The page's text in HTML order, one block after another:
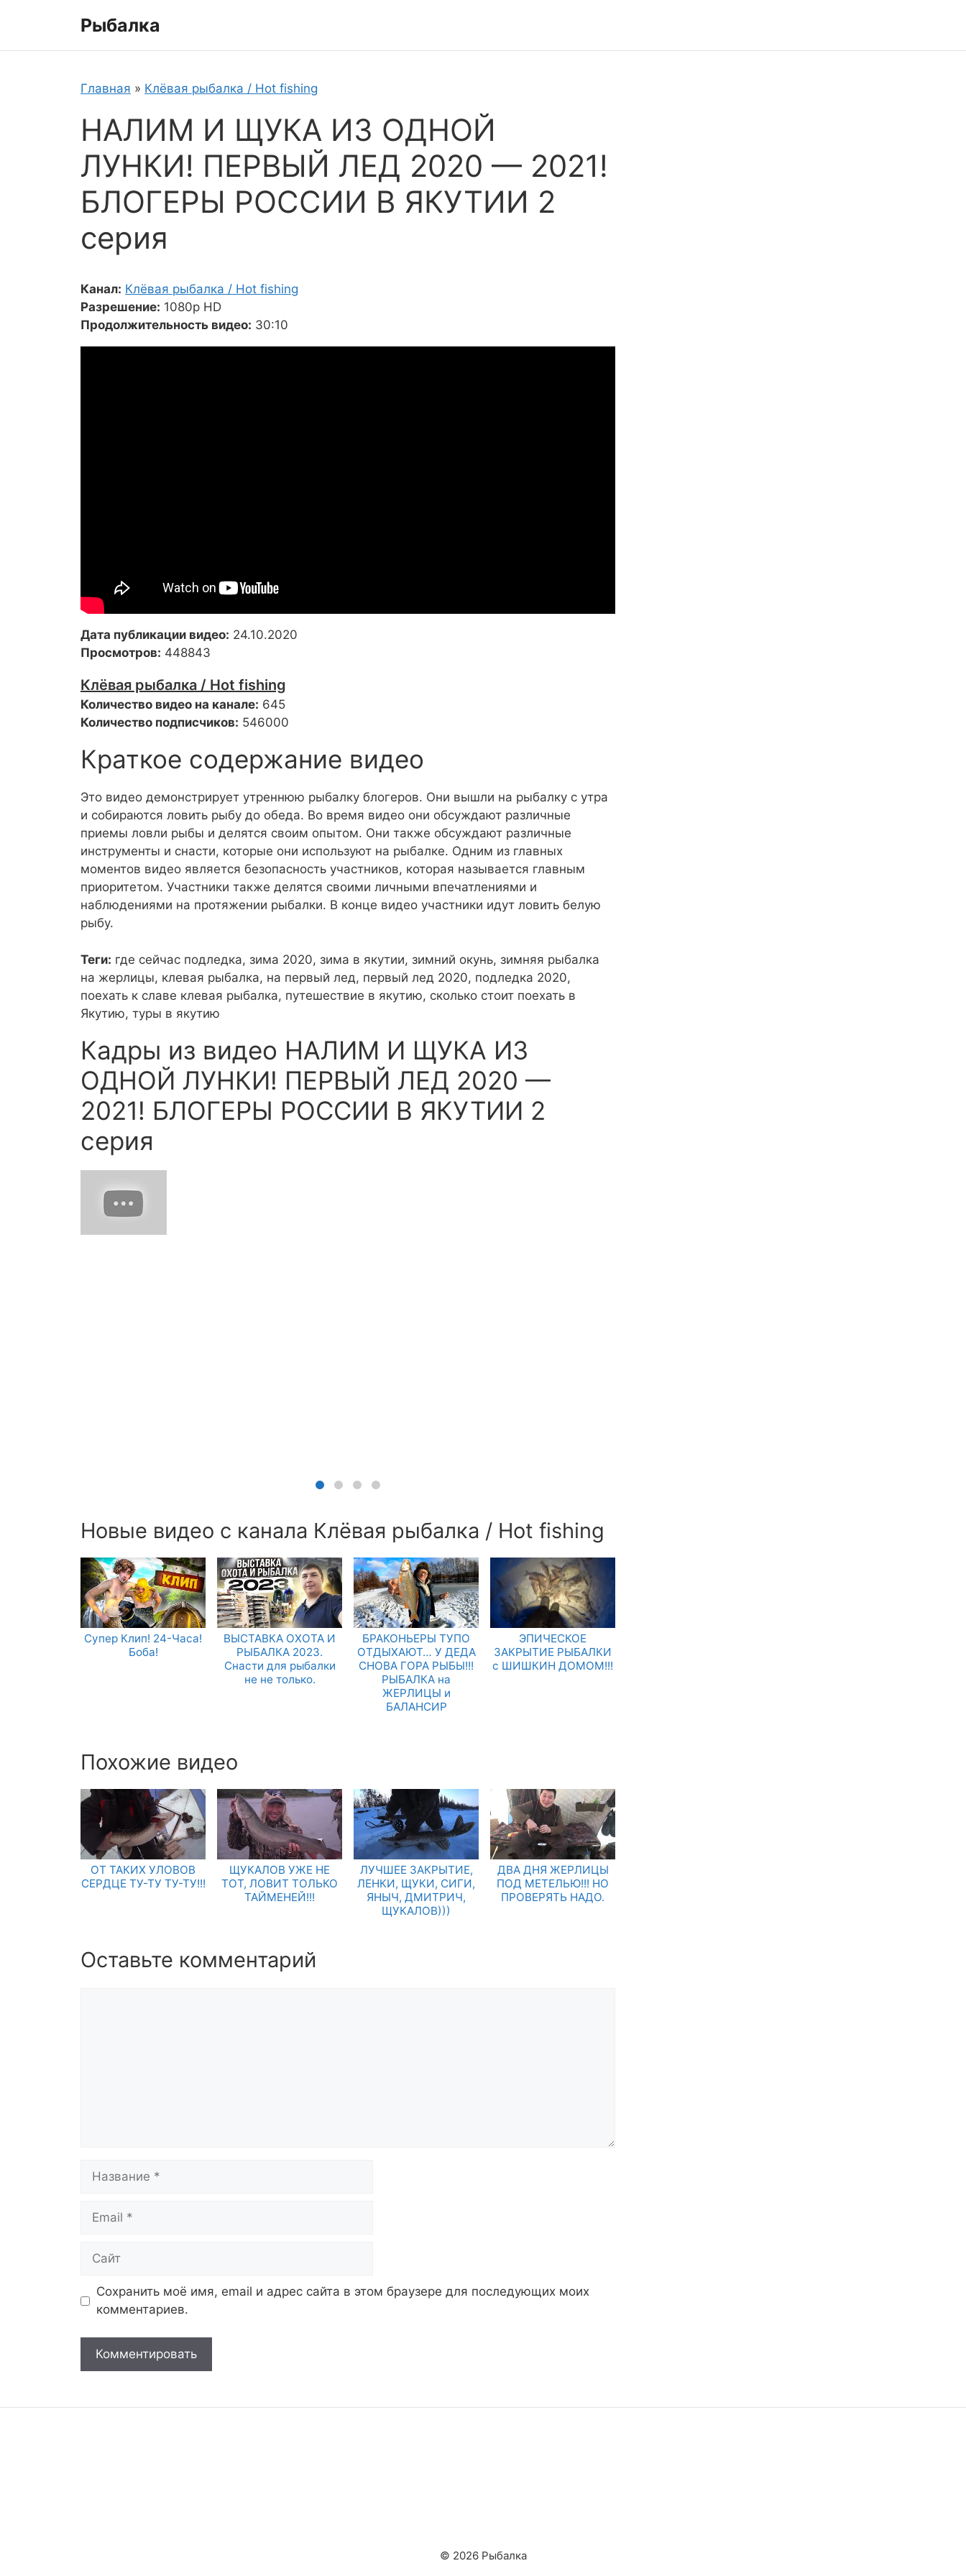
Рыбалка
Главная » Клёвая рыбалка / Hot fishing
НАЛИМ И ЩУКА ИЗ ОДНОЙ
ЛУНКИ! ПЕРВЫЙ ЛЕД 2020 — 2021!
БЛОГЕРЫ РОССИИ В ЯКУТИИ 2
серия
Канал: Клёвая рыбалка / Hot fishing
Разрешение: 1080p HD
Продолжительность видео: 30:10
Дата публикации видео: 24.10.2020
Просмотров: 448843
Клёвая рыбалка / Hot fishing
Количество видео на канале: 645
Количество подписчиков: 546000
Краткое содержание видео
Это видео демонстрирует утреннюю рыбалку блогеров. Они вышли на рыбалку с утра
и собираются ловить рыбу до обеда. Во время видео они обсуждают различные
приемы ловли рыбы и делятся своим опытом. Они также обсуждают различные
инструменты и снасти, которые они используют на рыбалке. Одним из главных
моментов видео является безопасность участников, которая называется главным
приоритетом. Участники также делятся своими личными впечатлениями и
наблюдениями на протяжении рыбалки. В конце видео участники идут ловить белую
рыбу.
Теги: где сейчас подледка, зима 2020, зима в якутии, зимний окунь, зимняя рыбалка
на жерлицы, клевая рыбалка, на первый лед, первый лед 2020, подледка 2020,
поехать к славе клевая рыбалка, путешествие в якутию, сколько стоит поехать в
Якутию, туры в якутию
Кадры из видео НАЛИМ И ЩУКА ИЗ
ОДНОЙ ЛУНКИ! ПЕРВЫЙ ЛЕД 2020 —
2021! БЛОГЕРЫ РОССИИ В ЯКУТИИ 2
серия
Новые видео с канала Клёвая рыбалка / Hot fishing
Супер Клип! 24-Часа!
Боба!
ВЫСТАВКА ОХОТА И
РЫБАЛКА 2023.
Снасти для рыбалки
не не только.
БРАКОНЬЕРЫ ТУПО
ОТДЫХАЮТ… У ДЕДА
СНОВА ГОРА РЫБЫ!!!
РЫБАЛКА на
ЖЕРЛИЦЫ и
БАЛАНСИР
ЭПИЧЕСКОЕ
ЗАКРЫТИЕ РЫБАЛКИ
с ШИШКИН ДОМОМ!!!
Похожие видео
ОТ ТАКИХ УЛОВОВ
СЕРДЦЕ ТУ-ТУ ТУ-ТУ!!!
ЩУКАЛОВ УЖЕ НЕ
ТОТ, ЛОВИТ ТОЛЬКО
ТАЙМЕНЕЙ!!!
ЛУЧШЕЕ ЗАКРЫТИЕ,
ЛЕНКИ, ЩУКИ, СИГИ,
ЯНЫЧ, ДМИТРИЧ,
ЩУКАЛОВ)))
ДВА ДНЯ ЖЕРЛИЦЫ
ПОД МЕТЕЛЬЮ!!! НО
ПРОВЕРЯТЬ НАДО.
Оставьте комментарий
Название
Email
Сайт
Сохранить моё имя, email и адрес сайта в этом браузере для последующих моих
комментариев.
© 2026 Рыбалка